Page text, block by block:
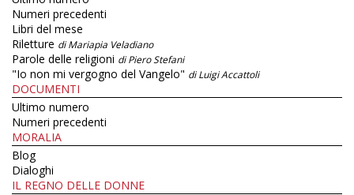
Numeri precedenti
Libri del mese
Riletture di Mariapia Veladiano
Parole delle religioni di Piero Stefani
"Io non mi vergogno del Vangelo" di Luigi Accattoli
DOCUMENTI
Ultimo numero
Numeri precedenti
MORALIA
Blog
Dialoghi
IL REGNO DELLE DONNE